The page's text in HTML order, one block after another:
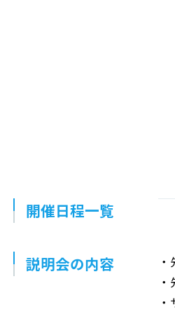
開催日程一覧
説明会の内容